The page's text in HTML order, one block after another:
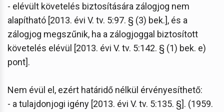
- elévült követelés biztosítására zálogjog nem
alapítható [2013. évi V. tv. 5:97. § (3) bek.], és a
zálogjog megszűnik, ha a zálogjoggal biztosított
követelés elévül [2013. évi V. tv. 5:142. § (1) bek. e)
pont].
Nem évül el, ezért határidő nélkül érvényesíthető:
- a tulajdonjogi igény [2013. évi V. tv. 5:135. §]. (1959.